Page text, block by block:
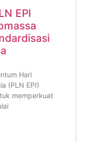
EPI
Hari
(PLN EPI)
memperkuat